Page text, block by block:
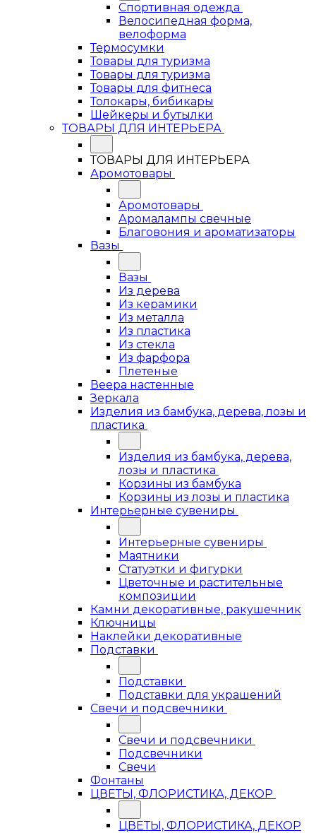
Спортивная одежда
Велосипедная форма,
велоформа
Термосумки
Товары для туризма
Товары для туризма
Товары для фитнеса
Толокары, бибикары
Шейкеры и бутылки
ТОВАРЫ ДЛЯ ИНТЕРЬЕРА
ТОВАРЫ ДЛЯ ИНТЕРЬЕРА
Аромотовары
Аромотовары
Аромалампы свечные
Благовония и ароматизаторы
Вазы
Вазы
Из дерева
Из керамики
Из металла
Из пластика
Из стекла
Из фарфора
Плетеные
Веера настенные
Зеркала
Изделия из бамбука, дерева, лозы и
пластика
Изделия из бамбука, дерева,
лозы и пластика
Корзины из бамбука
Корзины из лозы и пластика
Интерьерные сувениры
Интерьерные сувениры
Маятники
Статуэтки и фигурки
Цветочные и растительные
композиции
Камни декоративные, ракушечник
Ключницы
Наклейки декоративные
Подставки
Подставки
Подставки для украшений
Свечи и подсвечники
Свечи и подсвечники
Подсвечники
Свечи
Фонтаны
ЦВЕТЫ, ФЛОРИСТИКА, ДЕКОР
ЦВЕТЫ, ФЛОРИСТИКА, ДЕКОР